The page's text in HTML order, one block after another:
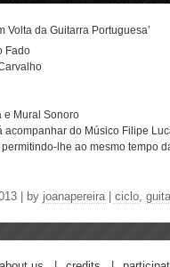
Volta da Guitarra Portuguesa’
Fado
e Mural Sonoro
acompanhar do Músico Filipe
lhe ao mesmo tempo
| by joanapereira| ciclo,